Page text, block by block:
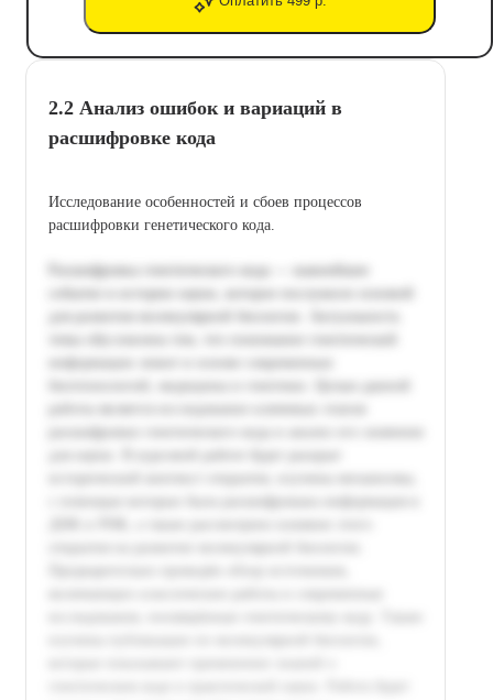
2.2 Анализ ошибок и вариаций в
расшифровке кода
Исследование особенностей и сбоев процессов
расшифровки генетического кода.